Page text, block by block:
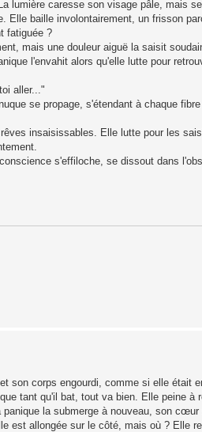
lumière caresse son visage pâle, mais
Elle baille involontairement, un frisson
fatiguée ?
mais une douleur aiguë la saisit
l'envahit alors qu'elle lutte pour
aller..."
se propage, s'étendant à chaque
insaisissables. Elle lutte pour les
s'effiloche, se dissout dans
son corps engourdi, comme si elle était
tant qu'il bat, tout va bien. Elle peine à
la submerge à nouveau, son
est allongée sur le côté, mais où ? Elle